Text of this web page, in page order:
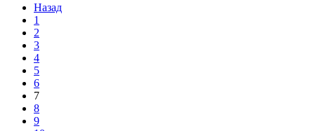
Назад
1
2
3
4
5
6
7
8
9